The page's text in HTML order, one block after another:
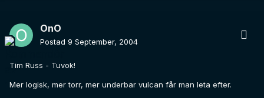
OnO
Postad 9 September, 2004
Tim Russ - Tuvok!
Mer logisk, mer torr, mer underbar vulcan får man leta efter.